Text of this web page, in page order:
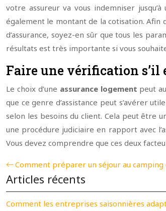
votre assureur va vous indemniser
également le montant de la cotisation. Afin
d’assurance, soyez-en sûr que tous les
résultats est très importante si vous
Faire une vérification s’il
Le choix d’une assurance logement peut
que ce genre d’assistance peut s’avérer
selon les besoins du client. Cela peut être
une procédure judiciaire en rapport avec
Vous devez comprendre que ces deux
Comment préparer un séjour au camping
Articles récents
Comment les entreprises saisonnières